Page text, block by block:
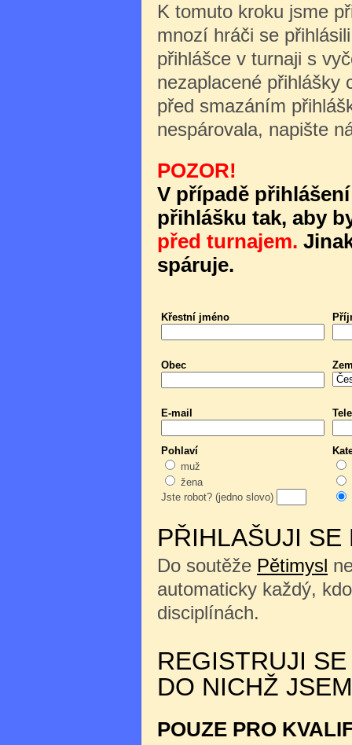
K tomuto kroku jsme
mnozí hráči se
přihlášce v turnaji s
nezaplacené přihlášky
před smazáním
nespárovala, napište
POZOR!
V případě
přihlášku tak, aby
před turnajem.
spáruje.
Křestní jméno
Obec
E-mail
Pohlaví
muž
žena
Jste robot? (jedno slovo)
PŘIHLAŠUJI
Do soutěže Pětimysl
automaticky každý,
disciplínách.
REGISTRUJI
DO NICHŽ
POUZE PRO